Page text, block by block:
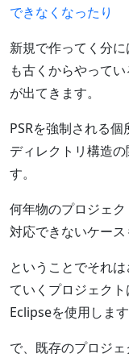
できなくなったり
新規で作ってく分
も古くからやって
が出てきます。
PSRを強制される
ディレクトリ構造
す。
何年物のプロジェ
対応できないケース
ということでそれ
ていくプロジェク
Eclipseを使用します
で、既存のプロジ